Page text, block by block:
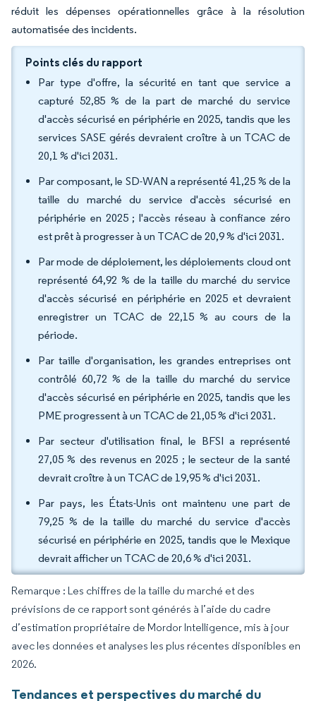
réduit les dépenses opérationnelles grâce à la résolution
automatisée des incidents.
Points clés du rapport
Par type d'offre, la sécurité en tant que service a
capturé 52,85 % de la part de marché du service
d'accès sécurisé en périphérie en 2025, tandis que les
services SASE gérés devraient croître à un TCAC de
20,1 % d'ici 2031.
Par composant, le SD-WAN a représenté 41,25 % de la
taille du marché du service d'accès sécurisé en
périphérie en 2025 ; l'accès réseau à confiance zéro
est prêt à progresser à un TCAC de 20,9 % d'ici 2031.
Par mode de déploiement, les déploiements cloud ont
représenté 64,92 % de la taille du marché du service
d'accès sécurisé en périphérie en 2025 et devraient
enregistrer un TCAC de 22,15 % au cours de la
période.
Par taille d'organisation, les grandes entreprises ont
contrôlé 60,72 % de la taille du marché du service
d'accès sécurisé en périphérie en 2025, tandis que les
PME progressent à un TCAC de 21,05 % d'ici 2031.
Par secteur d'utilisation final, le BFSI a représenté
27,05 % des revenus en 2025 ; le secteur de la santé
devrait croître à un TCAC de 19,95 % d'ici 2031.
Par pays, les États-Unis ont maintenu une part de
79,25 % de la taille du marché du service d'accès
sécurisé en périphérie en 2025, tandis que le Mexique
devrait afficher un TCAC de 20,6 % d'ici 2031.
Remarque : Les chiffres de la taille du marché et des
prévisions de ce rapport sont générés à l’aide du cadre
d’estimation propriétaire de Mordor Intelligence, mis à jour
avec les données et analyses les plus récentes disponibles en
2026.
Tendances et perspectives du marché du